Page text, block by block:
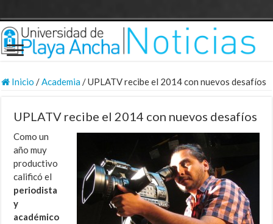
Inicio /Academia/UPLATV recibe el 2014 con nuevos desafíos
UPLATV recibe el 2014 con nuevos desafíos
Como un
año muy
productivo
calificó el
periodista
y
académico